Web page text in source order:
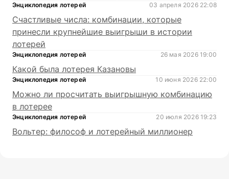
Энциклопедия лотерей 03 апреля 2026 22:08
Счастливые числа: комбинации, которые
принесли крупнейшие выигрыши в истории
лотерей
Энциклопедия лотерей 26 мая 2026 19:00
Какой была лотерея Казановы
Энциклопедия лотерей 10 июня 2026 22:00
Можно ли просчитать выигрышную комбинацию
в лотерее
Энциклопедия лотерей 20 июля 2026 19:23
Вольтер: философ и лотерейный миллионер